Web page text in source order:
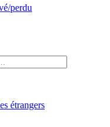
perdu
étrangers